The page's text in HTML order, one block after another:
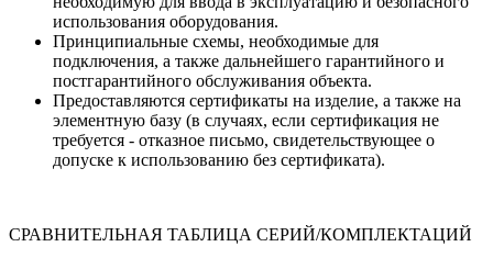
использования оборудования.
Принципиальные схемы, необходимые для
подключения, а также дальнейшего гарантийного и
постгарантийного обслуживания объекта.
Предоставляются сертификаты на изделие, а также на
элементную базу (в случаях, если сертификация не
требуется - отказное письмо, свидетельствующее о
допуске к использованию без сертификата).
СРАВНИТЕЛЬНАЯ ТАБЛИЦА СЕРИЙ/КОМПЛЕКТАЦИЙ